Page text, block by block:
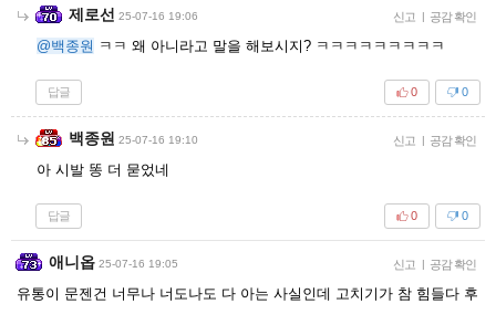
제로선 25-07-16 19:06 신고 | 공감 확인
@백종원 ㅋㅋ 왜 아니라고 말을 해보시지? ㅋㅋㅋㅋㅋㅋㅋㅋㅋ
답글 0
0
백종원 25-07-16 19:10 신고 | 공감 확인
아 시발 똥 더 묻었네
답글 0
0
애니옵 25-07-16 19:05 신고 | 공감 확인
유통이 문젠건 너무나 너도나도 다 아는 사실인데 고치기가 참 힘들다 후